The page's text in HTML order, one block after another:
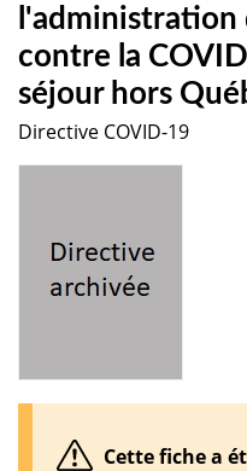
l'administration
contre la
séjour hors
Directive COVID-19
Cette fiche a